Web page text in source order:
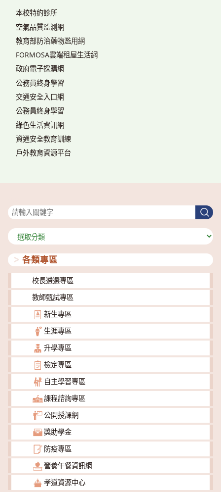
本校特約診所
空氣品質監測網
教育部防治藥物濫用網
FORMOSA雲端租屋生活網
政府電子採購網
公務員終身學習
交通安全入口網
公務員終身學習
綠色生活資訊網
資通安全教育訓練
戶外教育資源平台
搜
尋
分
類
各類專區
校長遴選專區
教師甄試專區
新生專區
生涯專區
升學專區
檢定專區
自主學習專區
課程諮詢專區
公開授課網
獎助學金
防疫專區
營養午餐資訊網
孝道資源中心